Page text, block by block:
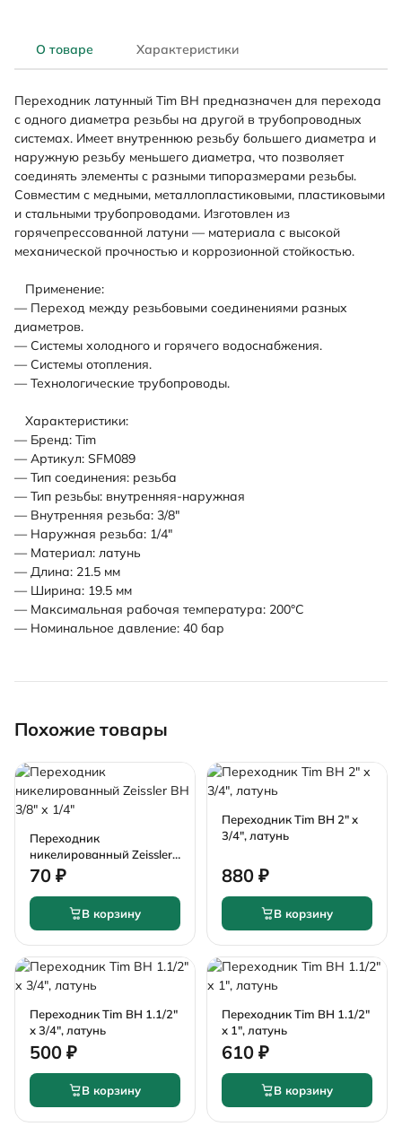
О товаре Характеристики
Переходник латунный Tim ВН предназначен для перехода
с одного диаметра резьбы на другой в трубопроводных
системах. Имеет внутреннюю резьбу большего диаметра и
наружную резьбу меньшего диаметра, что позволяет
соединять элементы с разными типоразмерами резьбы.
Совместим с медными, металлопластиковыми, пластиковыми
и стальными трубопроводами. Изготовлен из
горячепрессованной латуни — материала с высокой
механической прочностью и коррозионной стойкостью.
Применение:
— Переход между резьбовыми соединениями разных
диаметров.
— Системы холодного и горячего водоснабжения.
— Системы отопления.
— Технологические трубопроводы.
Характеристики:
— Бренд: Tim
— Артикул: SFM089
— Тип соединения: резьба
— Тип резьбы: внутренняя-наружная
— Внутренняя резьба: 3/8"
— Наружная резьба: 1/4"
— Материал: латунь
— Длина: 21.5 мм
— Ширина: 19.5 мм
— Максимальная рабочая температура: 200°С
— Номинальное давление: 40 бар
Похожие товары
Переходник
никелированный Zeissler
ВН 3/8" х 1/4"
70 ₽
В корзину
Переходник Tim ВН 2" х
3/4", латунь
880 ₽
В корзину
Переходник Tim ВН 1.1/2"
х 3/4", латунь
500 ₽
В корзину
Переходник Tim ВН 1.1/2"
х 1", латунь
610 ₽
В корзину